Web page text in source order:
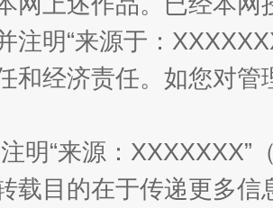
注明“来源于：
和经济责任。如您对
明“来源：
载目的在于传递更多